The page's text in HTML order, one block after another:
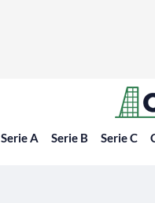
Serie A Serie B Serie C